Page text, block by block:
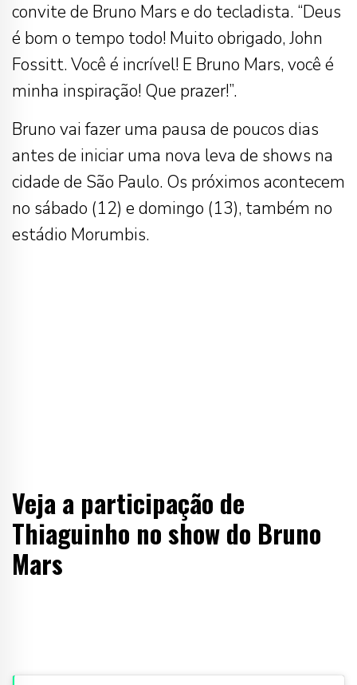
convite de Bruno Mars e do tecladista. “Deus
é bom o tempo todo! Muito obrigado, John
Fossitt. Você é incrível! E Bruno Mars, você é
minha inspiração! Que prazer!”.
Bruno vai fazer uma pausa de poucos dias
antes de iniciar uma nova leva de shows na
cidade de São Paulo. Os próximos acontecem
no sábado (12) e domingo (13), também no
estádio Morumbis.
Veja a participação de
Thiaguinho no show do Bruno
Mars